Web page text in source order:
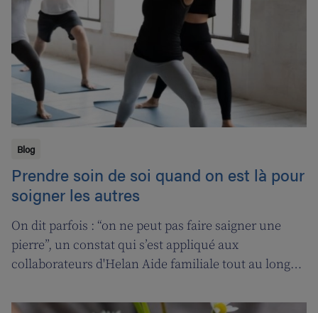
Blog
Prendre soin de soi quand on est là pour
soigner les autres
On dit parfois : “on ne peut pas faire saigner une
pierre”, un constat qui s’est appliqué aux
collaborateurs d'Helan Aide familiale tout au long
pourquoi nous avons fait appel aux services de la